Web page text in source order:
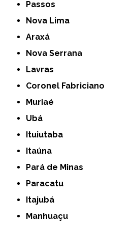
Passos
Nova Lima
Araxá
Nova Serrana
Lavras
Coronel Fabriciano
Muriaé
Ubá
Ituiutaba
Itaúna
Pará de Minas
Paracatu
Itajubá
Manhuaçu